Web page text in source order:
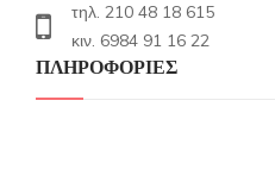
τηλ. 210 48 18 615
κιν. 6984 91 16 22
ΠΛΗΡΟΦΟΡΙΕΣ